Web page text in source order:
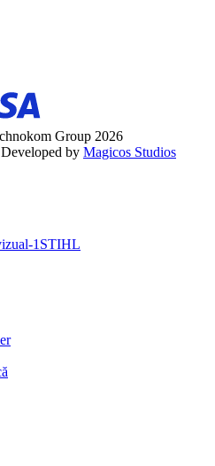
Group 2026
Developed by Magicos Studios
STIHL